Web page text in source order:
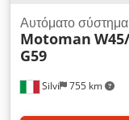
Silvi 755 km
Αυτόματο
Motoman
G59